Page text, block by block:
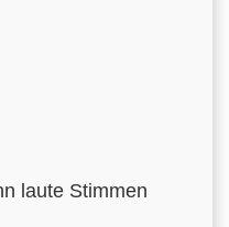
laute Stimmen